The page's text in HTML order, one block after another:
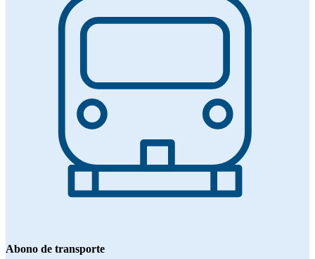
Abono de transporte